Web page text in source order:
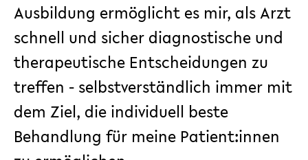
Ausbildung ermöglicht es mir, als Arzt
schnell und sicher diagnostische und
therapeutische Entscheidungen zu
treffen - selbstverständlich immer mit
dem Ziel, die individuell beste
Behandlung für meine Patient:innen